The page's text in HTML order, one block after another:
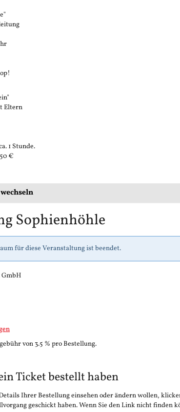
Eltern
1 Stunde.
€
Sophienhöhle
für diese Veranstaltung ist beendet.
von 3.5 % pro Bestellung.
Ticket bestellt haben
Ihrer Bestellung einsehen oder ändern wollen,
geschickt haben. Wenn Sie den Link nicht finden